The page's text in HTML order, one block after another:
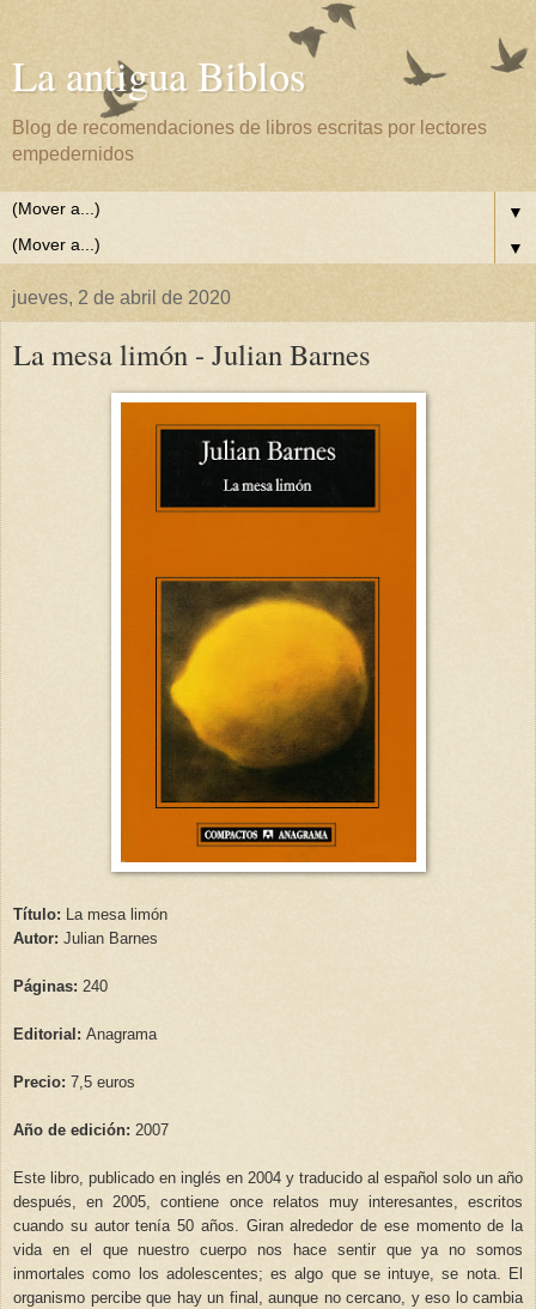
La antigua Biblos
Blog de recomendaciones de libros escritas por lectores
empedernidos
▼
▼
jueves, 2 de abril de 2020
La mesa limón - Julian Barnes
Título:
La mesa limón
Autor: Julian Barnes
Páginas: 240
Editorial: Anagrama
Precio: 7,5 euros
Año de edición: 2007
Este libro, publicado en inglés en 2004 y traducido al español solo un año
después, en 2005, contiene once relatos muy interesantes, escritos
cuando su autor tenía 50 años. Giran alrededor de ese momento de la
vida en el que nuestro cuerpo nos hace sentir que ya no somos
inmortales como los adolescentes; es algo que se intuye, se nota. El
organismo percibe que hay un final, aunque no cercano, y eso lo cambia